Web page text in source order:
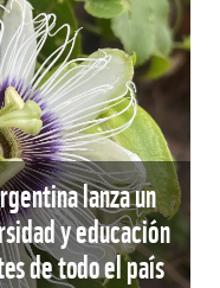
lanza un
y educación
de todo el país